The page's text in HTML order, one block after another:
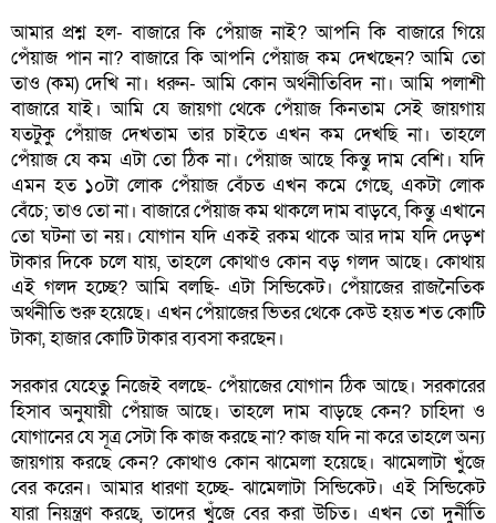
আমার প্রশ্ন হল- বাজারে কি পেঁয়াজ নাই? আপনি কি বাজারে গিয়ে
পেঁয়াজ পান না? বাজারে কি আপনি পেঁয়াজ কম দেখছেন? আমি তো
তাও (কম) দেখি না। ধরুন- আমি কোন অর্থনীতিবিদ না। আমি পলাশী
বাজারে যাই। আমি যে জায়গা থেকে পেঁয়াজ কিনতাম সেই জায়গায়
যতটুকু পেঁয়াজ দেখতাম তার চাইতে এখন কম দেখছি না। তাহলে
পেঁয়াজ যে কম এটা তো ঠিক না। পেঁয়াজ আছে কিন্তু দাম বেশি। যদি
এমন হত ১০টা লোক পেঁয়াজ বেঁচত এখন কমে গেছে, একটা লোক
বেঁচে; তাও তো না। বাজারে পেঁয়াজ কম থাকলে দাম বাড়বে, কিন্তু এখানে
তো ঘটনা তা নয়। যোগান যদি একই রকম থাকে আর দাম যদি দেড়শ
টাকার দিকে চলে যায়, তাহলে কোথাও কোন বড় গলদ আছে। কোথায়
এই গলদ হচ্ছে? আমি বলছি- এটা সিন্ডিকেট। পেঁয়াজের রাজনৈতিক
অর্থনীতি শুরু হয়েছে। এখন পেঁয়াজের ভিতর থেকে কেউ হয়ত শত কোটি
টাকা, হাজার কোটি টাকার ব্যবসা করছেন।
সরকার যেহেতু নিজেই বলছে- পেঁয়াজের যোগান ঠিক আছে। সরকারের
হিসাব অনুযায়ী পেঁয়াজ আছে। তাহলে দাম বাড়ছে কেন? চাহিদা ও
যোগানের যে সূত্র সেটা কি কাজ করছে না? কাজ যদি না করে তাহলে অন্য
জায়গায় করছে কেন? কোথাও কোন ঝামেলা হয়েছে। ঝামেলাটা খুঁজে
বের করেন। আমার ধারণা হচ্ছে- ঝামেলাটা সিন্ডিকেট। এই সিন্ডিকেট
যারা নিয়ন্ত্রণ করছে, তাদের খুঁজে বের করা উচিত। এখন তো দুর্নীতি